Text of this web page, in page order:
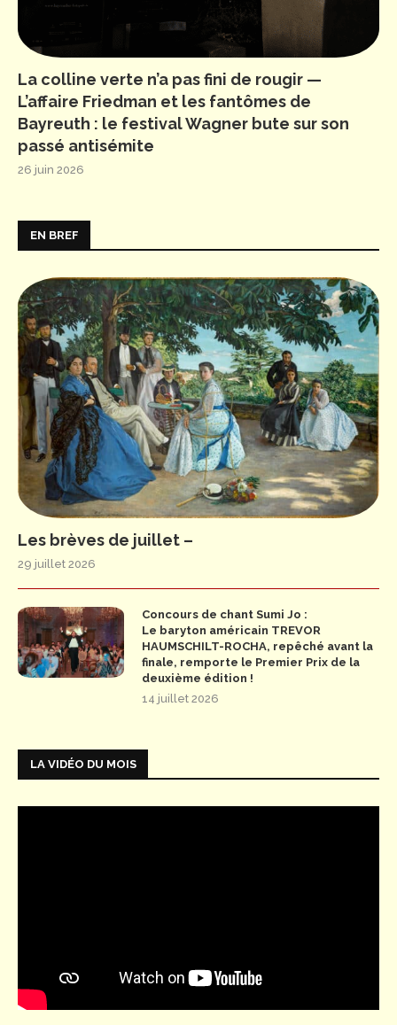
La colline verte n’a pas fini de rougir —
L’affaire Friedman et les fantômes de
Bayreuth : le festival Wagner bute sur son
passé antisémite
26 juin 2026
EN BREF
Les brèves de juillet –
29 juillet 2026
Concours de chant Sumi Jo :
Le baryton américain TREVOR
HAUMSCHILT-ROCHA, repêché avant la
finale, remporte le Premier Prix de la
deuxième édition !
14 juillet 2026
LA VIDÉO DU MOIS